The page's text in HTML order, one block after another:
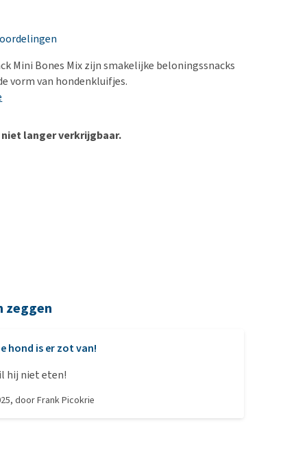
en conditie
pezen en botten
Mini Bones Mix zijn smakelijke beloningssnacks
vorm van hondenkluifjes.
langer verkrijgbaar.
zeggen
hond is er zot van!
hij niet eten!
, doorFrank Picokrie